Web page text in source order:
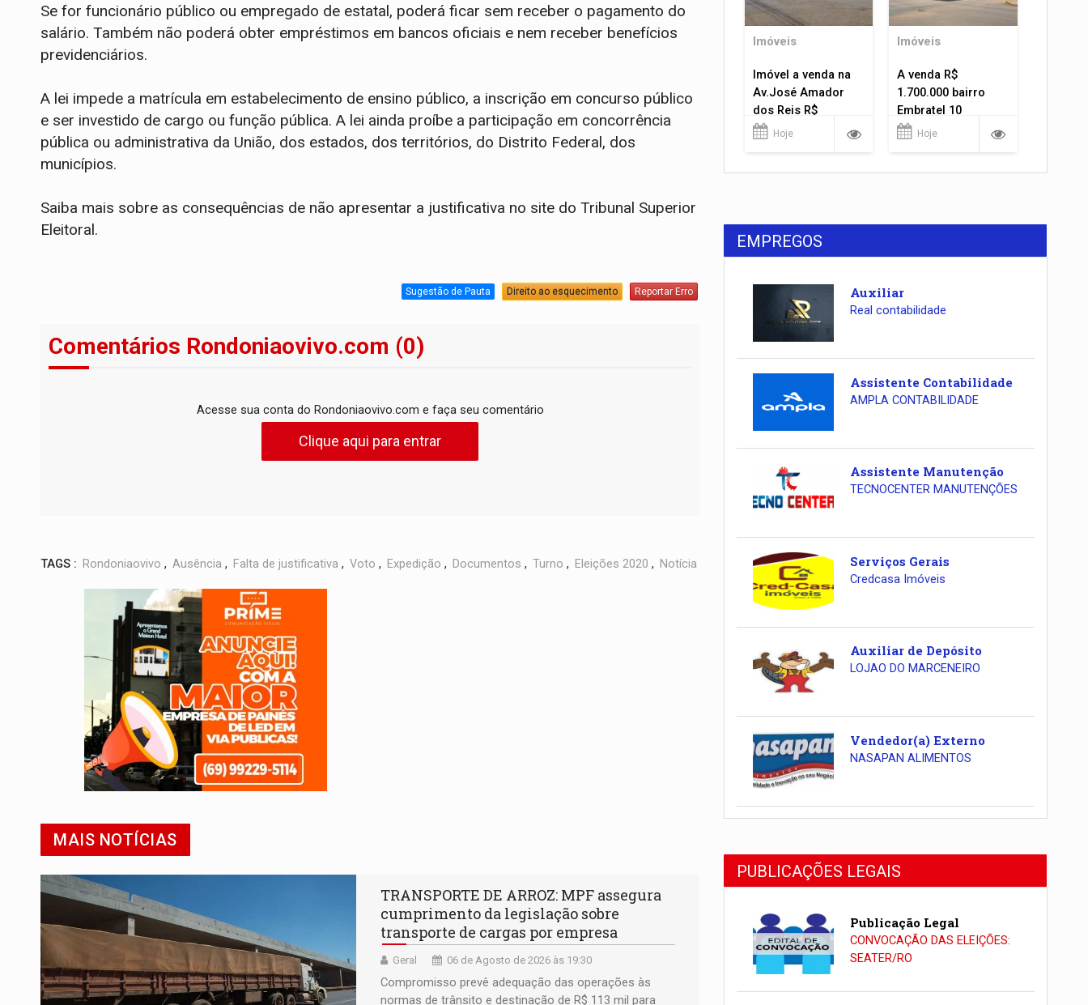
Se for funcionário público ou empregado de estatal, poderá ficar sem receber o pagamento do
salário. Também não poderá obter empréstimos em bancos oficiais e nem receber benefícios
previdenciários.
A lei impede a matrícula em estabelecimento de ensino público, a inscrição em concurso público
e ser investido de cargo ou função pública. A lei ainda proíbe a participação em concorrência
pública ou administrativa da União, dos estados, dos territórios, do Distrito Federal, dos
municípios.
Saiba mais sobre as consequências de não apresentar a justificativa no site do Tribunal Superior
Eleitoral.
Sugestão de Pauta Direito ao esquecimento Reportar Erro
Comentários Rondoniaovivo.com (0)
Acesse sua conta do Rondoniaovivo.com e faça seu comentário
Clique aqui para entrar
TAGS : Rondoniaovivo , Ausência , Falta de justificativa , Voto , Expedição , Documentos , Turno , Eleições 2020 , Notícia
MAIS NOTÍCIAS
TRANSPORTE DE ARROZ: MPF assegura
cumprimento da legislação sobre
transporte de cargas por empresa
Geral 06 de Agosto de 2026 às 19:30
Compromisso prevê adequação das operações às
normas de trânsito e destinação de R$ 113 mil para
Imóveis
Imóvel a venda na
Av.José Amador
dos Reis R$
1.400.000
Hoje
Imóveis
A venda R$
1.700.000 bairro
Embratel 10
apartamentos!
Hoje
EMPREGOS
Auxiliar
Real contabilidade
Assistente Contabilidade
AMPLA CONTABILIDADE
Assistente Manutenção
TECNOCENTER MANUTENÇÕES
Serviços Gerais
Credcasa Imóveis
Auxiliar de Depósito
LOJAO DO MARCENEIRO
Vendedor(a) Externo
NASAPAN ALIMENTOS
PUBLICAÇÕES LEGAIS
Publicação Legal
CONVOCAÇÃO DAS ELEIÇÕES:
SEATER/RO